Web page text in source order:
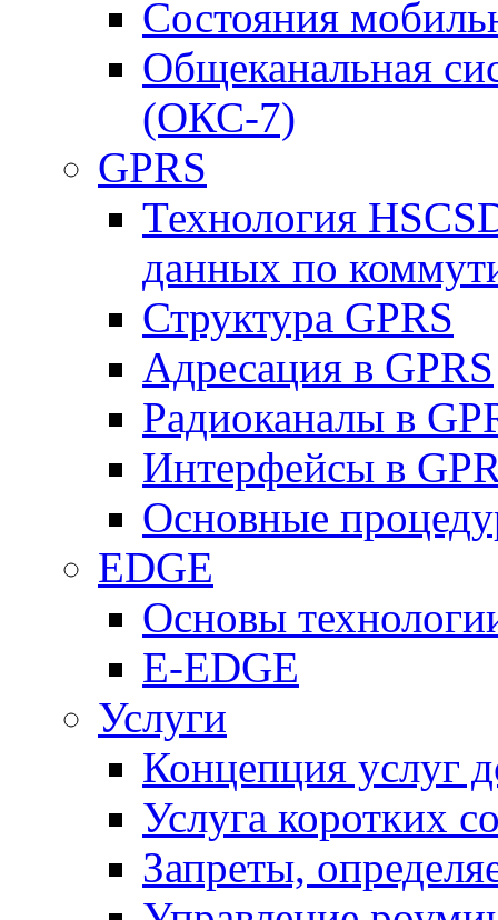
Состояния
Общеканальная
(ОКС-7)
GPRS
Технология
данных по
Структура GPRS
Адресация в GPRS
Радиоканалы в
Интерфейсы в
Основные
EDGE
Основы
E-EDGE
Услуги
Концепция услуг
Услуга коротких
Запреты,